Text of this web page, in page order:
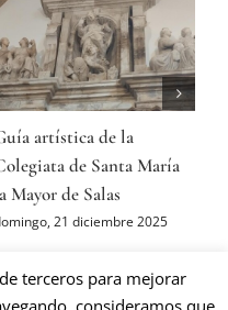
artística de la
de Santa María
Mayor de Salas
21 diciembre 2025
terceros para mejorar
consideramos que